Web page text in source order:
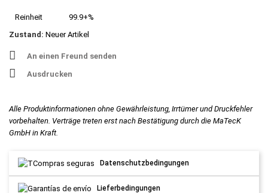
Reinheit
99.9+%
Zustand: Neuer Artikel
An einen Freund senden
Ausdrucken
Alle Produktinformationen ohne Gewährleistung, Irrtümer und Druckfehler
vorbehalten. Verträge treten erst nach Bestätigung durch die MaTecK
GmbH in Kraft.
Datenschutzbedingungen
Lieferbedingungen